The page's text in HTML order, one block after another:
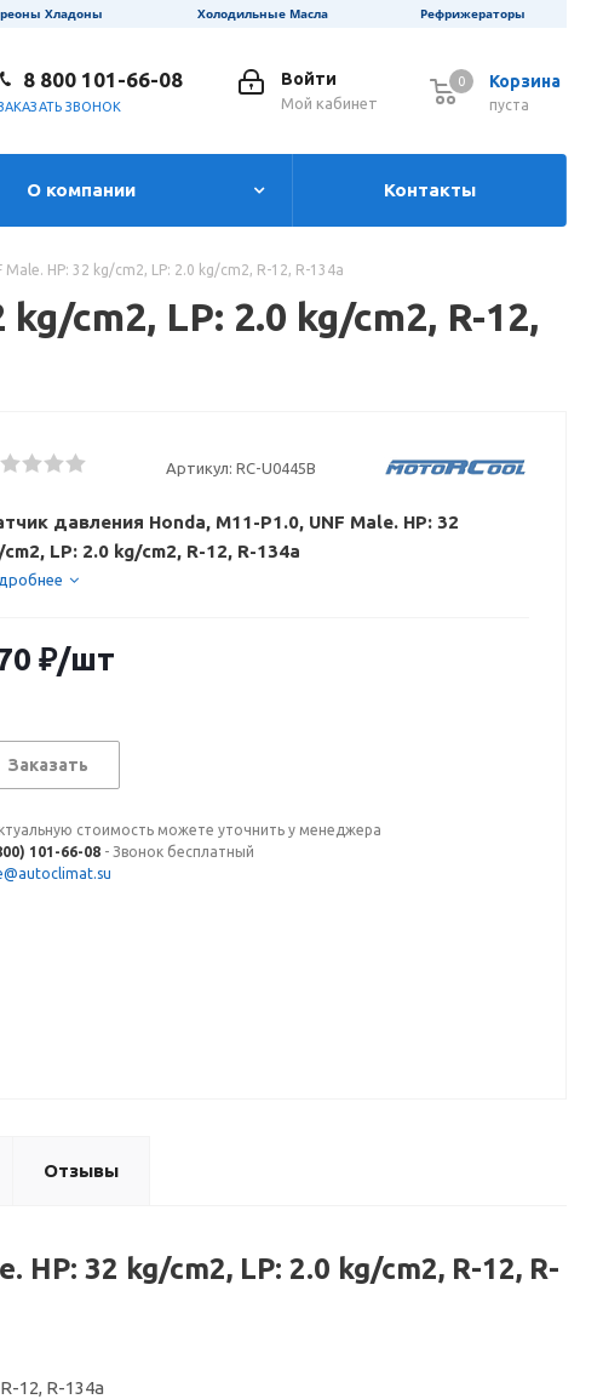
Хладоны Холодильные Масла Рефрижераторы
Корзина
0
пуста
0
Войти
Мой кабинет
8 800 101-66-08
ЗВОНОК
О компании Контакты
HP: 32 kg/cm2, LP: 2.0 kg/cm2, R-12, R-134a
cm2, LP: 2.0 kg/cm2, R-12,
Артикул: RC-U0445B
давления Honda, M11-P1.0, UNF Male. HP: 32
LP: 2.0 kg/cm2, R-12, R-134a
₽/шт
Заказать
стоимость можете уточнить у менеджера
101-66-08 - Звонок бесплатный
Отзывы
32 kg/cm2, LP: 2.0 kg/cm2, R-12, R-
12, R-134a